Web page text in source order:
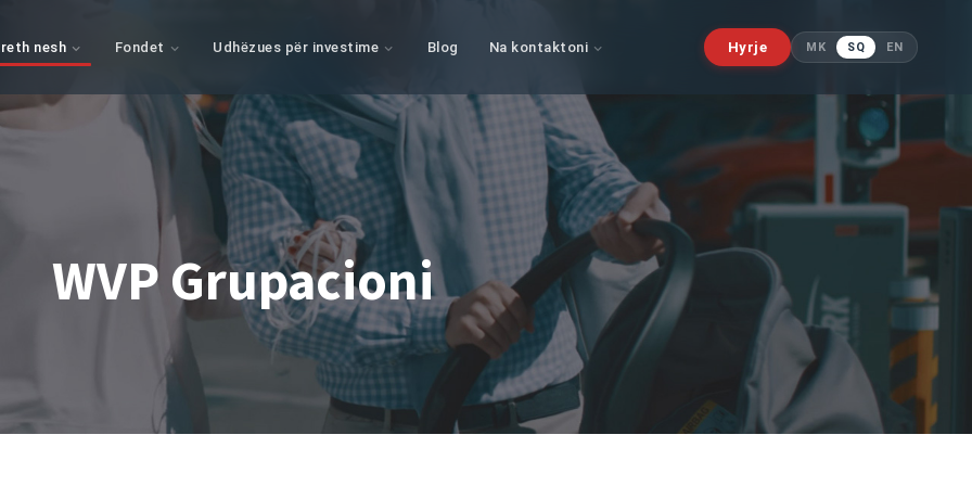
nesh Fondet Udhëzues për investime Blog Na kontaktoni Hyrje MK SQ EN
WVP Grupacioni